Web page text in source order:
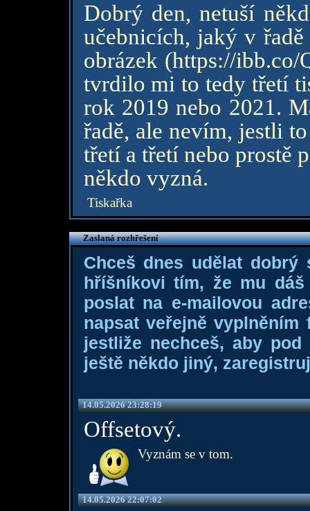
Dobrý den, netuší
učebnicích, jaký v
obrázek (https://ibb.co/
tvrdilo mi to tedy třetí
rok 2019 nebo 2021.
řadě, ale nevím, jestli
třetí a třetí nebo prostě
někdo vyzná.
Tiskařka
Zaslaná rozhřešení
Chceš dnes udělat dobrý
hříšníkovi tím, že mu
poslat na e-mailovou
napsat veřejně
jestliže nechceš, aby
ještě někdo jiný,
14.05.2026 23:28:19
Offsetový.
Vyznám se v tom.
14.05.2026 22:07:02